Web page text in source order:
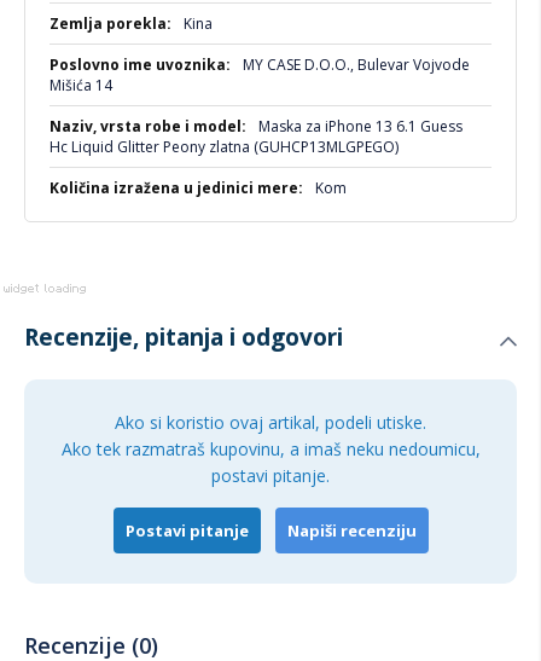
Kina
MY CASE D.O.O., Bulevar Vojvode
Mišića 14
Maska za iPhone 13 6.1 Guess
Hc Liquid Glitter Peony zlatna (GUHCP13MLGPEGO)
Kom
Recenzije, pitanja i odgovori
Ako si koristio ovaj artikal, podeli utiske.
Ako tek razmatraš kupovinu, a imaš neku nedoumicu,
postavi pitanje.
Postavi pitanje Napiši recenziju
Recenzije (0)